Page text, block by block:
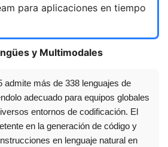
para aplicaciones en tiempo
y Multimodales
admite más de 338 lenguajes de
adecuado para equipos globales
entornos de codificación. El
en la generación de código y
en lenguaje natural en